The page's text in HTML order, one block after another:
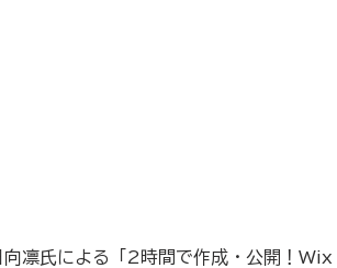
凛氏による「2時間で作成・公開！Wix